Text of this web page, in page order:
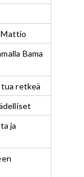
Mattio
Bama
retkeä
ja